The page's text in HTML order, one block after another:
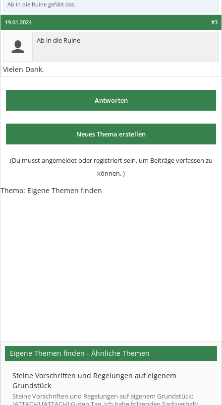
Ab in die Ruine gefällt das.
#3
19.01.2024
Ab in die Ruine
Vielen Dank.
Antworten
Neues Thema erstellen
(Du musst angemeldet oder registriert sein, um Beiträge verfassen zu
können. )
Thema: Eigene Themen finden
Eigene Themen finden - Ähnliche Themen
Steine Vorschriften und Regelungen auf eigenem
Grundstück
Steine Vorschriften und Regelungen auf eigenem Grundstück: